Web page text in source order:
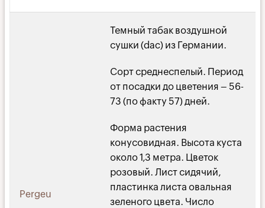
Pergeu
Темный табак воздушной
сушки (dac) из Германии.
Сорт среднеспелый. Период
от посадки до цветения – 56-
73 (по факту 57) дней.
Форма растения
конусовидная. Высота куста
около 1,3 метра. Цветок
розовый. Лист сидячий,
пластинка листа овальная
зеленого цвета. Число